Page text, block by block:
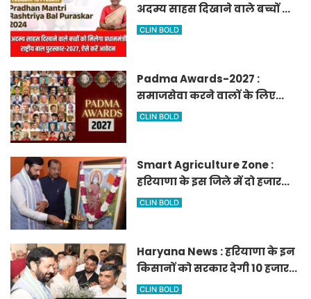
अदम्य साहस दिखाने वाले बच्चों को
मिलेगा प्रधानमंत्री राष्ट्रीय बाल
CLIN BOLD
Padma Awards-2027 :
समाजसेवा करने वालों के लिए
सुनेहरा मौका, गृह मंत्रालय ने
CLIN BOLD
Smart Agriculture Zone :
हरियाणा के इस जिले में दो हजार
एकड़ में बनेगा स्मार्ट एग्रीकल्चर
CLIN BOLD
Haryana News : हरियाणा के इन
किसानों को सरकार देगी 10 हजार
रुपये प्रति एकड़, सीएम सैनी की
CLIN BOLD